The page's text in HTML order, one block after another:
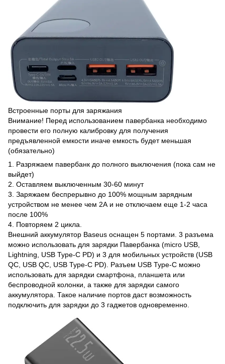
Встроенные порты для заряжания
Внимание! Перед использованием павербанка необходимо
провести его полную калибровку для получения
предъявленной емкости иначе емкость будет меньшая
(обязательно)
1. Разряжаем павербанк до полного выключения (пока сам не
выйдет)
2. Оставляем выключенным 30-60 минут
3. Заряжаем беcпрерывно до 100% мощным зарядным
устройством не менее чем 2А и не отключаем еще 1-2 часа
после 100%
4. Повторяем 2 цикла.
Внешний аккумулятор Baseus оснащен 5 портами. 3 разъема
можно использовать для зарядки Павербанка (micro USB,
Lightning, USB Type-C PD) и 3 для мобильных устройств (USB
QC, USB QC, USB Type-C PD). Разъем USB Type-C можно
использовать для зарядки смартфона, планшета или
беспроводной колонки, а также для зарядки самого
аккумулятора. Такое наличие портов даст возможность
подключить для зарядки до 3 гаджетов одновременно.